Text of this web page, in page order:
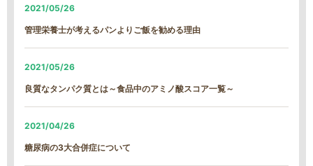
2021/05/26
管理栄養士が考えるパンよりご飯を勧める理由
2021/05/26
良質なタンパク質とは～食品中のアミノ酸スコア一覧～
2021/04/26
糖尿病の3大合併症について